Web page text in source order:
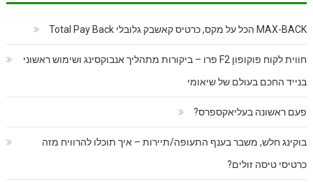
MAX-BACK הכל על מקס, כרטיס קאשבק גלובלי Total Pay Back
חווית לקוח פוקופון F2 פרו – ביקורות מתהליך אנבוקסינג ושימוש ראשוני
בנייד החכם בעולם של שיאומי
פעם ראשונה בעליאקספרס?
בוקינג חלש, משבר בענף התעופה/תיירות – איך תוכלו להרוויח מזה
כרטיסי טיסה זולים?